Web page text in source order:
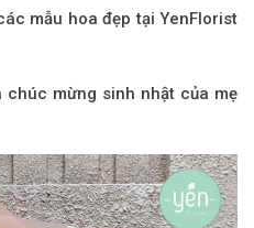
mẫu hoa đẹp tại YenFlorist
chúc mừng sinh nhật của mẹ